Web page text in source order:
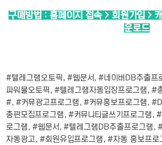
구매방법 : 홈페이지 접속 > 회원가입 >
운로드
#텔레그램오토픽, #웹문서, #네이버DB추출프
파워볼오토픽, #텔레그램자동입장프로그램, #
#, #커뮤광고프로그램, #커뮤홍보프로그램,
총판모집프로그램, #커뮤니티글쓰기프로그램,
로그램, #웹문서, #텔레그램DB추출프로그램,
자동광고, #회원유입프로그램, #자동 홍보프